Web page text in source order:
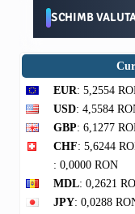
SCHIMB
EUR: 5,2554
USD: 4,5584
GBP: 6,1277
CHF: 5,6244
: 0,0000 RON
MDL: 0,2621
JPY: 0,0288